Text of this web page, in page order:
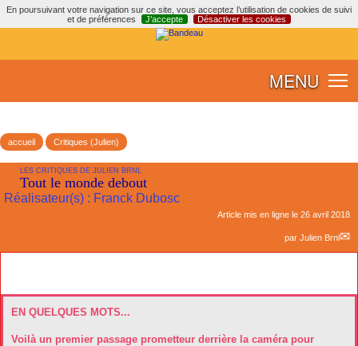
En poursuivant votre navigation sur ce site, vous acceptez l’utilisation de cookies de suivi
et de préférences
J’accepte Désactiver les cookies
MENU
accueil Critiques (Julien)
LES CRITIQUES DE JULIEN BRNL
Tout le monde debout
Réalisateur(s) : Franck Dubosc
Article mis en ligne le 26 avril 2018
par Julien Brnl
EN QUELQUES MOTS...
Voilà un premier passage prometteur derrière la caméra pour